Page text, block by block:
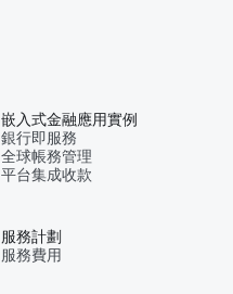
嵌入式金融應用實例
銀行即服務
全球帳務管理
平台集成收款
服務計劃
服務費用